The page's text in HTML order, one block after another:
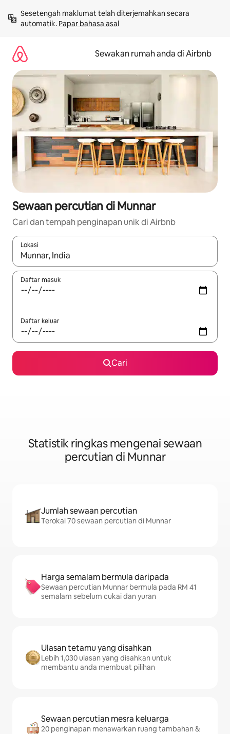
kandungan
Sesetengah maklumat telah diterjemahkan secara
automatik. Papar bahasa asal
Sewakan rumah anda di Airbnb
Sewaan percutian di Munnar
Cari dan tempah penginapan unik di Airbnb
Lokasi
Apabila hasil tersedia, navigasi dengan kekunci anak panah
Daftar masuk
Daftar keluar
Cari
Statistik ringkas mengenai sewaan
percutian di Munnar
Jumlah sewaan percutian
Terokai 70 sewaan percutian di Munnar
Harga semalam bermula daripada
Sewaan percutian Munnar bermula pada RM 41
semalam sebelum cukai dan yuran
Ulasan tetamu yang disahkan
Lebih 1,030 ulasan yang disahkan untuk
membantu anda membuat pilihan
Sewaan percutian mesra keluarga
20 penginapan menawarkan ruang tambahan &